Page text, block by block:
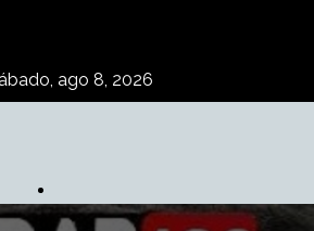
ago 8, 2026